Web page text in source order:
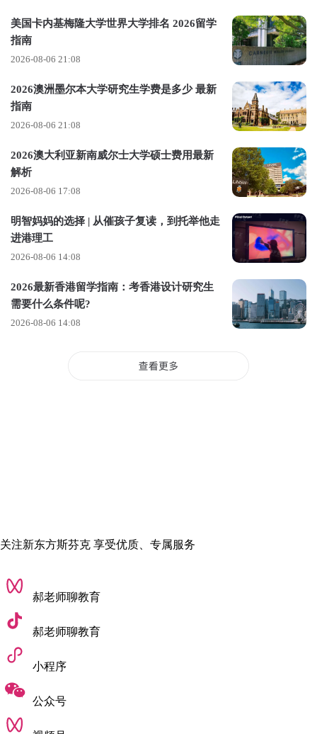
留学&就业，双赛道准备
既然纠结，那就“两条腿走路”。
大二，我开始同步准备作品集，一边瞄准英国院校，一边为秋
招攒经验。
构，几乎每天都在自我怀疑。很感谢董老师和陈老师对我的引
导，特别是
他不断追问：“你想表达的核心是什
那种思维上的拉扯，后来成了我最宝贵的财富。等熬过这个阶
真正的设计思维，是在这里长出来的。
这套作品集做完之后，我自己是非常满意的。我就去投了一些
公司的秋招，虽然说没有拿到正式的offer，
尔游戏地图方向的实习offer。
对当时的我来说，这枚offer的意义，不亚于名校录取信——它
意味着，行业认可了我的能力。
美国卡内基梅隆大学世界大学排名 2026留学
指南
2026-08-06 21:08
2026澳洲墨尔本大学研究生学费是多少 最新
指南
2026-08-06 21:08
2026澳大利亚新南威尔士大学硕士费用最新
解析
2026-08-06 17:08
明智妈妈的选择 | 从催孩子复读，到托举他走
进港理工
2026-08-06 14:08
2026最新香港留学指南：考香港设计研究生
需要什么条件呢?
2026-08-06 14:08
关注新东方斯芬克 享受优质、专属服务
郝老师聊教育
郝老师聊教育
小程序
公众号